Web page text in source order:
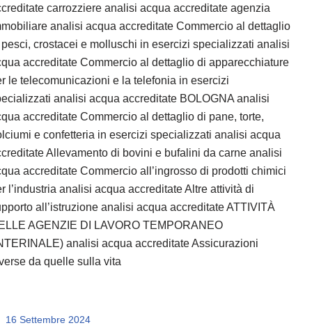
carrozziere analisi acqua accreditate agenzia
analisi acqua accreditate Commercio al dettaglio
crostacei e molluschi in esercizi specializzati analisi
accreditate Commercio al dettaglio di apparecchiature
le telecomunicazioni e la telefonia in esercizi
analisi acqua accreditate BOLOGNA analisi
accreditate Commercio al dettaglio di pane, torte,
e confetteria in esercizi specializzati analisi acqua
Allevamento di bovini e bufalini da carne analisi
accreditate Commercio all’ingrosso di prodotti chimici
l’industria analisi acqua accreditate Altre attività di
all’istruzione analisi acqua accreditate ATTIVITÀ
AGENZIE DI LAVORO TEMPORANEO
analisi acqua accreditate Assicurazioni
da quelle sulla vita
16 Settembre 2024